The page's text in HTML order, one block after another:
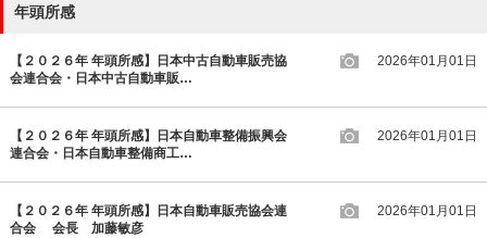
年頭所感
【２０２６年 年頭所感】日本中古自動車販売協
会連合会・日本中古自動車販…
2026年01月01日
【２０２６年 年頭所感】日本自動車整備振興会
連合会・日本自動車整備商工…
2026年01月01日
【２０２６年 年頭所感】日本自動車販売協会連
合会 会長 加藤敏彦
2026年01月01日